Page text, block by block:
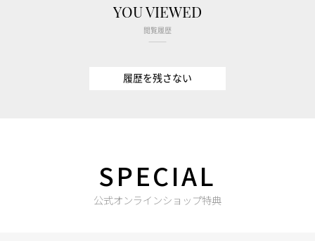
YOU VIEWED
閲覧履歴
履歴を残さない
SPECIAL
公式オンラインショップ特典